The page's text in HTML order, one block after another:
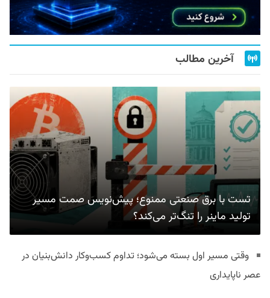
آخرین مطالب
تست با برق صنعتی ممنوع؛ پیش‌نویس صمت مسیر
تولید ماینر را تنگ‌تر می‌کند؟
وقتی مسیر اول بسته می‌شود؛ تداوم کسب‌وکار دانش‌بنیان در
عصر ناپایداری